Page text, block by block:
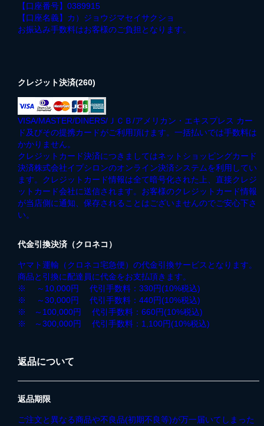
【口座番号】0389915
【口座名義】カ）ジョウジマセイサクショ
お振込み手数料はお客様のご負担となります。
クレジット決済(260)
VISA/MASTER/DINERS/ＪＣＢ/アメリカン・エキスプレス カー
ド及びその提携カードがご利用頂けます。一括払いでは手数料は
かかりません。
クレジットカード決済につきましてはネットショッピングカード
決済株式会社イプシロンのオンライン決済システムを利用してい
ます。クレジットカード情報は全て暗号化された上、直接クレジ
ットカード会社に送信されます。お客様のクレジットカード情報
が当店側に通知、保存されることはございませんのでご安心下さ
い。
代金引換決済（クロネコ）
ヤマト運輸（クロネコ宅急便）の代金引換サービスとなります。
商品と引換に配達員に代金をお支払頂きます。
※ ～10,000円 代引手数料：330円(10%税込)
※ ～30,000円 代引手数料：440円(10%税込)
※ ～100,000円 代引手数料：660円(10%税込)
※ ～300,000円 代引手数料：1,100円(10%税込)
返品について
返品期限
ご注文と異なる商品や不良品(初期不良等)が万一届いてしまった